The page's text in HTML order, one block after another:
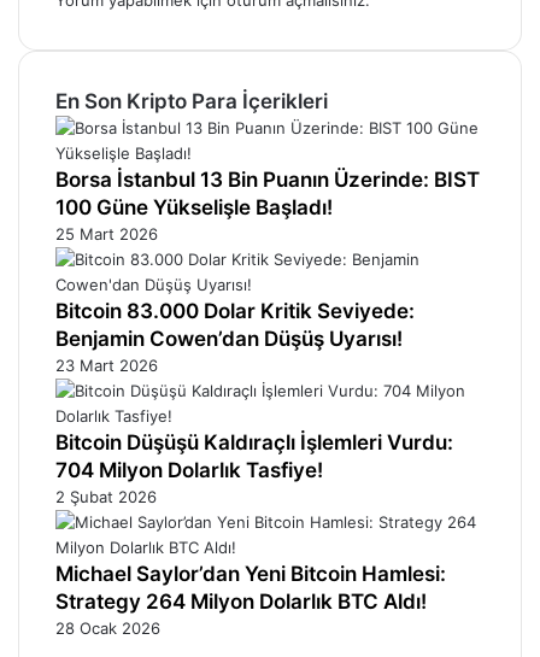
En Son Kripto Para İçerikleri
Borsa İstanbul 13 Bin Puanın Üzerinde: BIST
100 Güne Yükselişle Başladı!
25 Mart 2026
Bitcoin 83.000 Dolar Kritik Seviyede:
Benjamin Cowen’dan Düşüş Uyarısı!
23 Mart 2026
Bitcoin Düşüşü Kaldıraçlı İşlemleri Vurdu:
704 Milyon Dolarlık Tasfiye!
2 Şubat 2026
Michael Saylor’dan Yeni Bitcoin Hamlesi:
Strategy 264 Milyon Dolarlık BTC Aldı!
28 Ocak 2026